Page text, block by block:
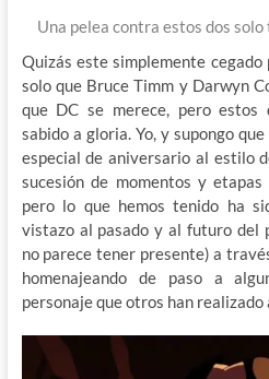
Una pelea contra estos dos
Quizás este simplemente
solo que Bruce Timm y Darwyn
que DC se merece, pero estos
sabido a gloria. Yo, y supongo
especial de aniversario al estilo
sucesión de momentos y
pero lo que hemos tenido ha
vistazo al pasado y al futuro del
no parece tener presente) a
homenajeando de paso a
personaje que otros han realizado